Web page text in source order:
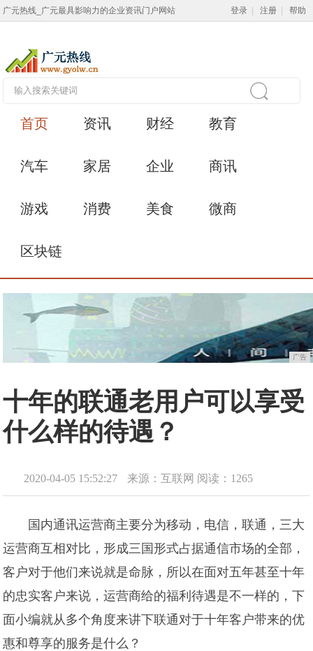
广元热线_广元最具影响力的企业资讯门户网站 登录 注册 帮助
首页 资讯 财经 教育
汽车 家居 企业 商讯
游戏 消费 美食 微商
区块链
广告
十年的联通老用户可以享受
什么样的待遇？
2020-04-05 15:52:27 来源：互联网 阅读：1265
国内通讯运营商主要分为移动，电信，联通，三大
运营商互相对比，形成三国形式占据通信市场的全部，
客户对于他们来说就是命脉，所以在面对五年甚至十年
的忠实客户来说，运营商给的福利待遇是不一样的，下
面小编就从多个角度来讲下联通对于十年客户带来的优
惠和尊享的服务是什么？